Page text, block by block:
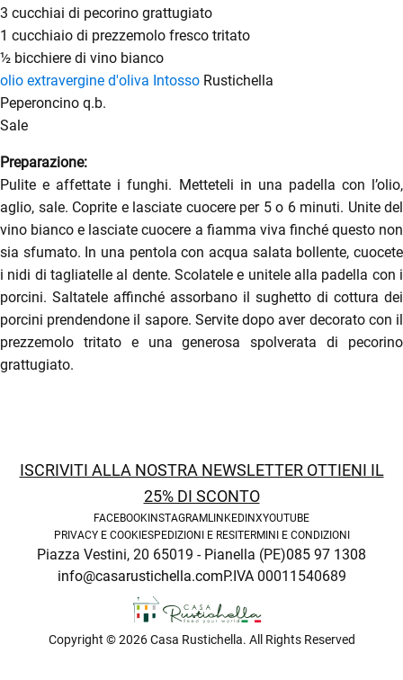
3 cucchiai di pecorino grattugiato
1 cucchiaio di prezzemolo fresco tritato
½ bicchiere di vino bianco
olio extravergine d'oliva Intosso Rustichella
Peperoncino q.b.
Sale
Preparazione:
Pulite e affettate i funghi. Metteteli in una padella con l’olio,
aglio, sale. Coprite e lasciate cuocere per 5 o 6 minuti. Unite del
vino bianco e lasciate cuocere a fiamma viva finché questo non
sia sfumato. In una pentola con acqua salata bollente, cuocete
i nidi di tagliatelle al dente. Scolatele e unitele alla padella con i
porcini. Saltatele affinché assorbano il sughetto di cottura dei
porcini prendendone il sapore. Servite dopo aver decorato con il
prezzemolo tritato e una generosa spolverata di pecorino
grattugiato.
ISCRIVITI ALLA NOSTRA NEWSLETTER OTTIENI IL
25% DI SCONTO
FACEBOOK INSTAGRAM LINKEDINXYOUTUBE
PRIVACY E COOKIESPEDIZIONI E RESI TERMINI E CONDIZIONI
Piazza Vestini, 20 65019 - Pianella (PE)085 97 1308
info@casarustichella.comP.IVA 00011540689
Copyright © 2026 Casa Rustichella. All Rights Reserved